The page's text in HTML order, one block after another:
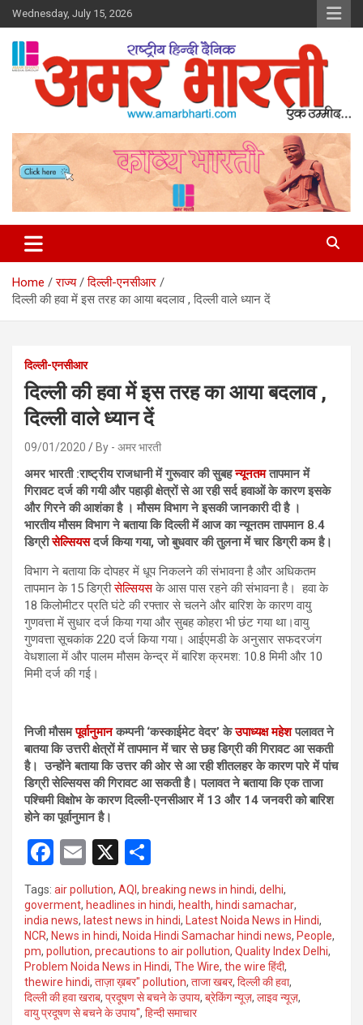
Skip
to
content
Wednesday, July 15, 2026
Amar Bharti Media Group
Home राज्य
दिल्ली-एनसीआर
दिल्ली की हवा में इस तरह का आया बदलाव , दिल्ली वाले ध्यान दें
दिल्ली-एनसीआर
दिल्ली की हवा में इस तरह का आया बदलाव ,
दिल्ली वाले ध्यान दें
09/01/2020 By - अमर भारती
अमर भारती :राष्ट्रीय राजधानी में गुरूवार की सुबहन्यूनतमतापमान में
गिरावट दर्ज की गयी और पहाड़ी क्षेत्रों से आ रही सर्द हवाओं के कारण इसके
और गिरने की आशंका है । मौसम विभाग ने इसकी जानकारी दी है ।
भारतीय मौसम विभाग ने बताया कि दिल्ली में आज का न्यूनतम तापमान 8.4
डिग्रीसेल्सियसदर्ज किया गया, जो बुधवार की तुलना में चार डिग्री कम है।
विभाग ने बताया कि दोपहर में धूप निकलने की संभावना है और अधिकतम
तापमान के 15 डिग्रीसेल्सियसके आस पास रहने की संभावना है। हवा के
18 किलोमीटर प्रति घंटे की रफ्तार से चलने और बारिश के कारण वायु
गुणवत्ता में सुधार दर्ज किया गया और सुबह कोहरा भी छंट गया था।वायु
गुणवत्ता सूचकांक 220 दर्ज किया गया। आईएमडी के अनुसार सफदरजंग
वेधशाला में और पालम मौसम केन्द्र में बारिश क्रमश: 10.8 मिमी और 10
मिमी दर्ज की गई।
निजी मौसमपूर्वानुमानकम्पनी ‘कस्काईमेट वेदर’ केउपाध्यक्ष महेशपलावत ने
बातया कि उत्तरी क्षेत्रों में तापमान में चार से छह डिग्री की गिरावट आ सकती
है। उन्होंने बताया कि उत्तर की ओर से आ रही शीतलहर के कारण पारे में पांच
डिग्री सेल्सियस की गिरावट आ सकती है। पलावत ने बताया कि एक ताजा
पश्चिमी विक्षोभ के कारण दिल्ली-एनसीआर में 13 और 14 जनवरी को बारिश
होने का पूर्वानुमान है।
F
a
ce
b
o
o
k
E
m
ail
X
ar
e
Tags: air pollution, AQI , breaking news in hindi, delhi,
goverment, headlines in hindi, health, hindi samachar,
india news, latest news in hindi, Latest Noida News in Hindi,
NCR, News in hindi, Noida Hindi Samachar hindi news, People,
pm, pollution, precautions to air pollution, Quality Index Delhi,
Problem Noida News in Hindi, The Wire, the wire हिंदी,
thewire hindi, ताज़ा ख़बर" pollution, ताजा खबर, दिल्ली की हवा,
दिल्ली की हवा खराब, प्रदूषण से बचने के उपाय, ब्रेकिंग न्यूज़, लाइव न्यूज़,
वायु प्रदूषण से बचने के उपाय", हिन्दी समाचार